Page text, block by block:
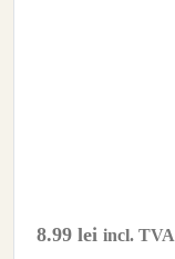
8.99 lei incl. TVA